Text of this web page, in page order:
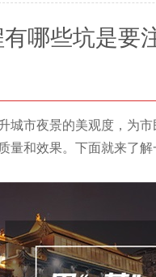
哪些坑是要
城市夜景的美观度，为
和效果。下面就来了